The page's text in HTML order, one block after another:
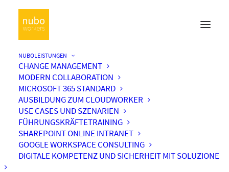
NUBOLEISTUNGEN
CHANGE MANAGEMENT
MODERN COLLABORATION
MICROSOFT 365 STANDARD
AUSBILDUNG ZUM CLOUDWORKER
USE CASES UND SZENARIEN
FÜHRUNGSKRÄFTETRAINING
SHAREPOINT ONLINE INTRANET
GOOGLE WORKSPACE CONSULTING
DIGITALE KOMPETENZ UND SICHERHEIT MIT SOLUZIONE